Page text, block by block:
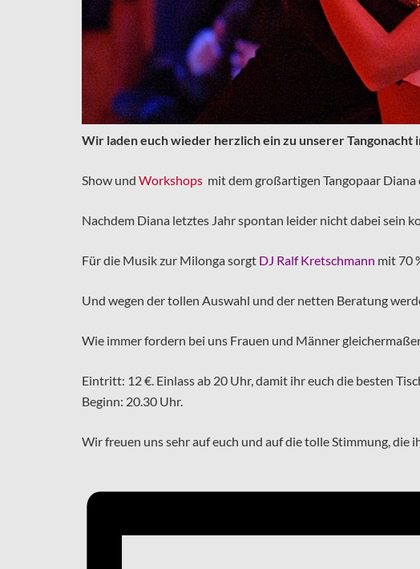
Wir laden euch wieder herzlich ein zu unserer Tangonacht
Show und Workshops mit dem großartigen Tangopaar
Nachdem Diana letztes Jahr spontan leider nicht dabei sein
Für die Musik zur Milonga sorgt DJ Ralf Kretschmann mit 70
Und wegen der tollen Auswahl und der netten Beratung
Wie immer fordern bei uns Frauen und Männer
Eintritt: 12 €. Einlass ab 20 Uhr, damit ihr euch die besten
Beginn: 20.30 Uhr.
Wir freuen uns sehr auf euch und auf die tolle Stimmung, die